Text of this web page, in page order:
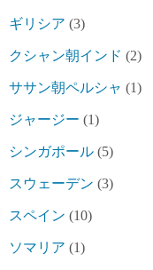
ギリシア (3)
クシャン朝インド (2)
ササン朝ペルシャ (1)
ジャージー (1)
シンガポール (5)
スウェーデン (3)
スペイン (10)
ソマリア (1)